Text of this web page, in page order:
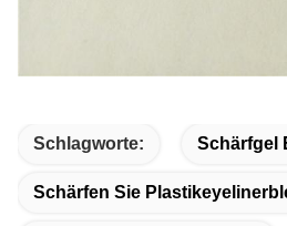
Schlagworte: Schärfgel
Schärfen Sie